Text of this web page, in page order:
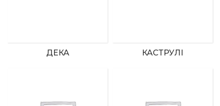
ДЕКА КАСТРУЛІ